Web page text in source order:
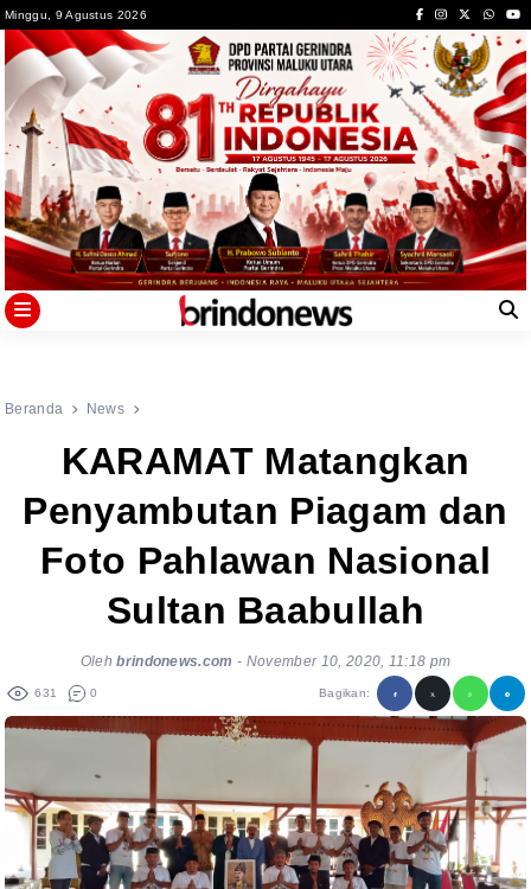
to
content
Minggu, 9 Agustus 2026
Beranda News
KARAMAT Matangkan
Penyambutan Piagam dan
Foto Pahlawan Nasional
Sultan Baabullah
Olehbrindonews.com - November 10, 2020, 11:18 pm
631 0 Bagikan: